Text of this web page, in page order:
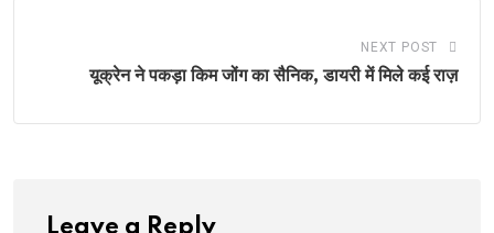
NEXT POST
यूक्रेन ने पकड़ा किम जोंग का सैनिक, डायरी में मिले कई राज़
Leave a Reply